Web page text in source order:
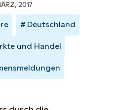
2017
Deutschland
und Handel